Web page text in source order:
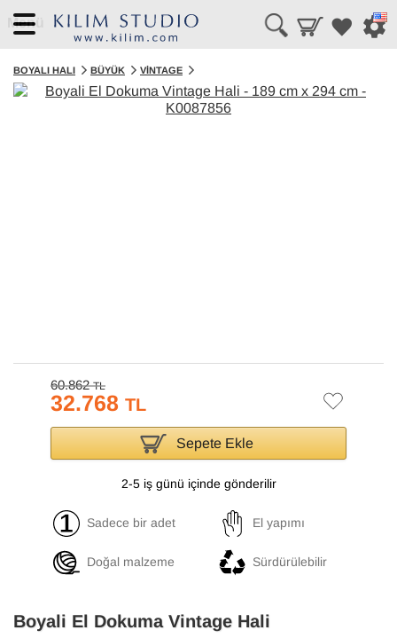
Menü
BOYALI HALI BÜYÜK VINTAGE
60.862TL
32.768 TL
Sepete Ekle
2-5 iş günü içinde gönderilir
Sadece bir adet El yapımı
Doğal malzeme Sürdürülebilir
Boyali El Dokuma Vintage Hali